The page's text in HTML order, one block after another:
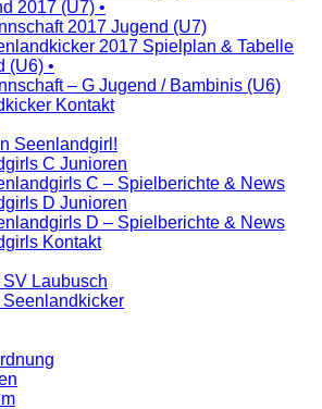
2017 (U7) •
2017 Jugend (U7)
2017 Spielplan & Tabelle
(U6) •
– G Jugend / Bambinis (U6)
Kontakt
Seenlandgirl!
C Junioren
C – Spielberichte & News
D Junioren
D – Spielberichte & News
Kontakt
Laubusch
Seenlandkicker